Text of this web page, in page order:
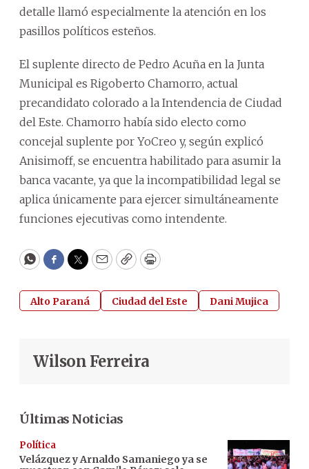
detalle llamó especialmente la atención en los
pasillos políticos esteños.
El suplente directo de Pedro Acuña en la Junta
Municipal es Rigoberto Chamorro, actual
precandidato colorado a la Intendencia de Ciudad
del Este. Chamorro había sido electo como
concejal suplente por YoCreo y, según explicó
Anisimoff, se encuentra habilitado para asumir la
banca vacante, ya que la incompatibilidad legal se
aplica únicamente para ejercer simultáneamente
funciones ejecutivas como intendente.
WhatsApp
Facebook
Twitter
EmailCopyPrint
Alto Paraná Ciudad del Este Dani Mujica
Wilson Ferreira
Últimas Noticias
Política
Velázquez y Arnaldo Samaniego ya se